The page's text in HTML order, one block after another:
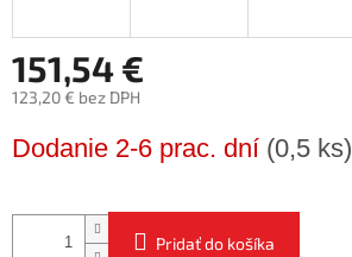
151,54 €
123,20 € bez DPH
cena:
Dodanie 2-6 prac. dní (0,5 ks)
Pridať do košíka